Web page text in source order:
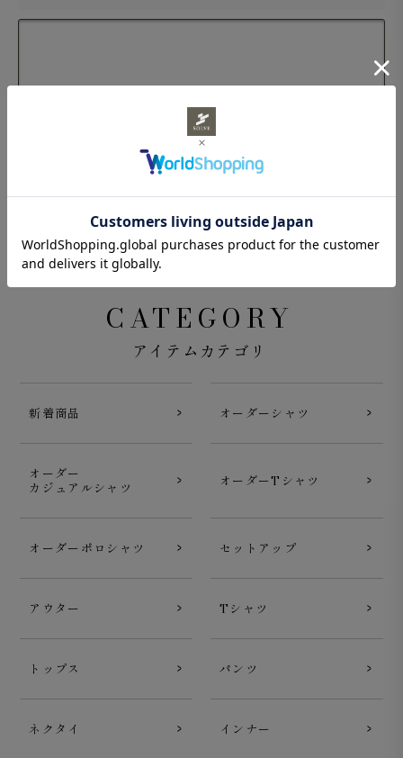
CATEGORY
アイテムカテゴリ
新着商品 オーダーシャツ
オーダー
カジュアルシャツ
オーダーTシャツ
オーダーポロシャツ セットアップ
アウター Tシャツ
トップス パンツ
ネクタイ インナー